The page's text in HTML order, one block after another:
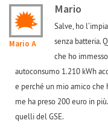
Mario A
Mario
Salve, ho
senza batteria.
che ho
autoconsumo 1.210 kWh
e perché un mio amico che
me ha preso 200 euro in
quelli del GSE.